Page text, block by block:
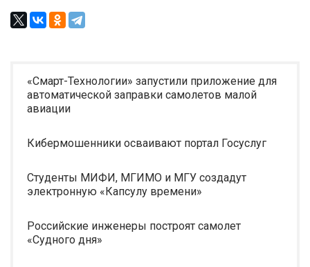
«Смарт-Технологии» запустили приложение для
автоматической заправки самолетов малой
авиации
Кибермошенники осваивают портал Госуслуг
Студенты МИФИ, МГИМО и МГУ создадут
электронную «Капсулу времени»
Российские инженеры построят самолет
«Судного дня»